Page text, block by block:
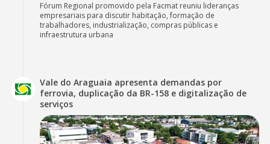
Fórum Regional promovido pela Facmat reuniu lideranças
empresariais para discutir habitação, formação de
trabalhadores, industrialização, compras públicas e
infraestrutura urbana
Vale do Araguaia apresenta demandas por
ferrovia, duplicação da BR-158 e digitalização de
serviços